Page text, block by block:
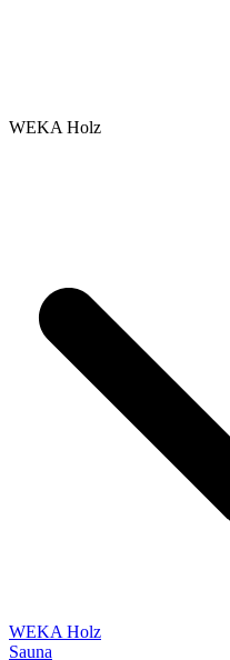
WEKA Holz
WEKA Holz
Sauna